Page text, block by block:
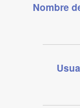
Nombre